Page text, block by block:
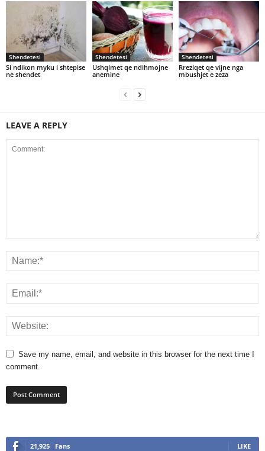
Shendetesi
Si ndikon myku i shtepise
ne shendet
Shendetesi
Ushqimet qe ndihmojne
anemine
Shendetesi
Rreziqet qe vijne nga
mbushjet e zeza
LEAVE A REPLY
Save my name, email, and website in this browser for the next time I
comment.
21,925 Fans LIKE